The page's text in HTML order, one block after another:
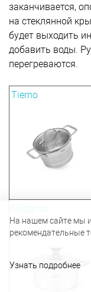
заканчивается,
на стеклянной
будет выходить
добавить воды.
перегреваются.
Tierno
Elegance
На нашем сайте мы
рекомендательные
Узнать подробнее